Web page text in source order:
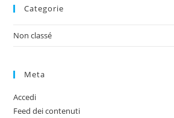
Categorie
Non classé
Meta
Accedi
Feed dei contenuti